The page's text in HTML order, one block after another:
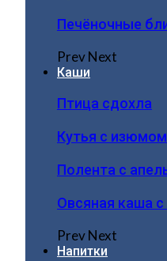
Печёночные
PrevNext
Каши
Птица сдохла
Кутья с изюмом
Полента с
Овсяная каша
PrevNext
Напитки